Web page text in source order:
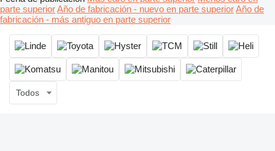
parte superiorAño de fabricación - nuevo en parte superiorAño de
fabricación - más antiguo en parte superior
Todos